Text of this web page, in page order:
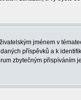
jménem v
příspěvků a k
zbytečným přispíváním